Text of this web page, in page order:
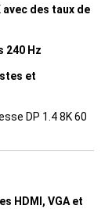
avec des taux de
240 Hz
et
HDMI, VGA et